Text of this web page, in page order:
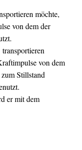
möchte,
von dem der
von dem
Stillstand
er mit dem